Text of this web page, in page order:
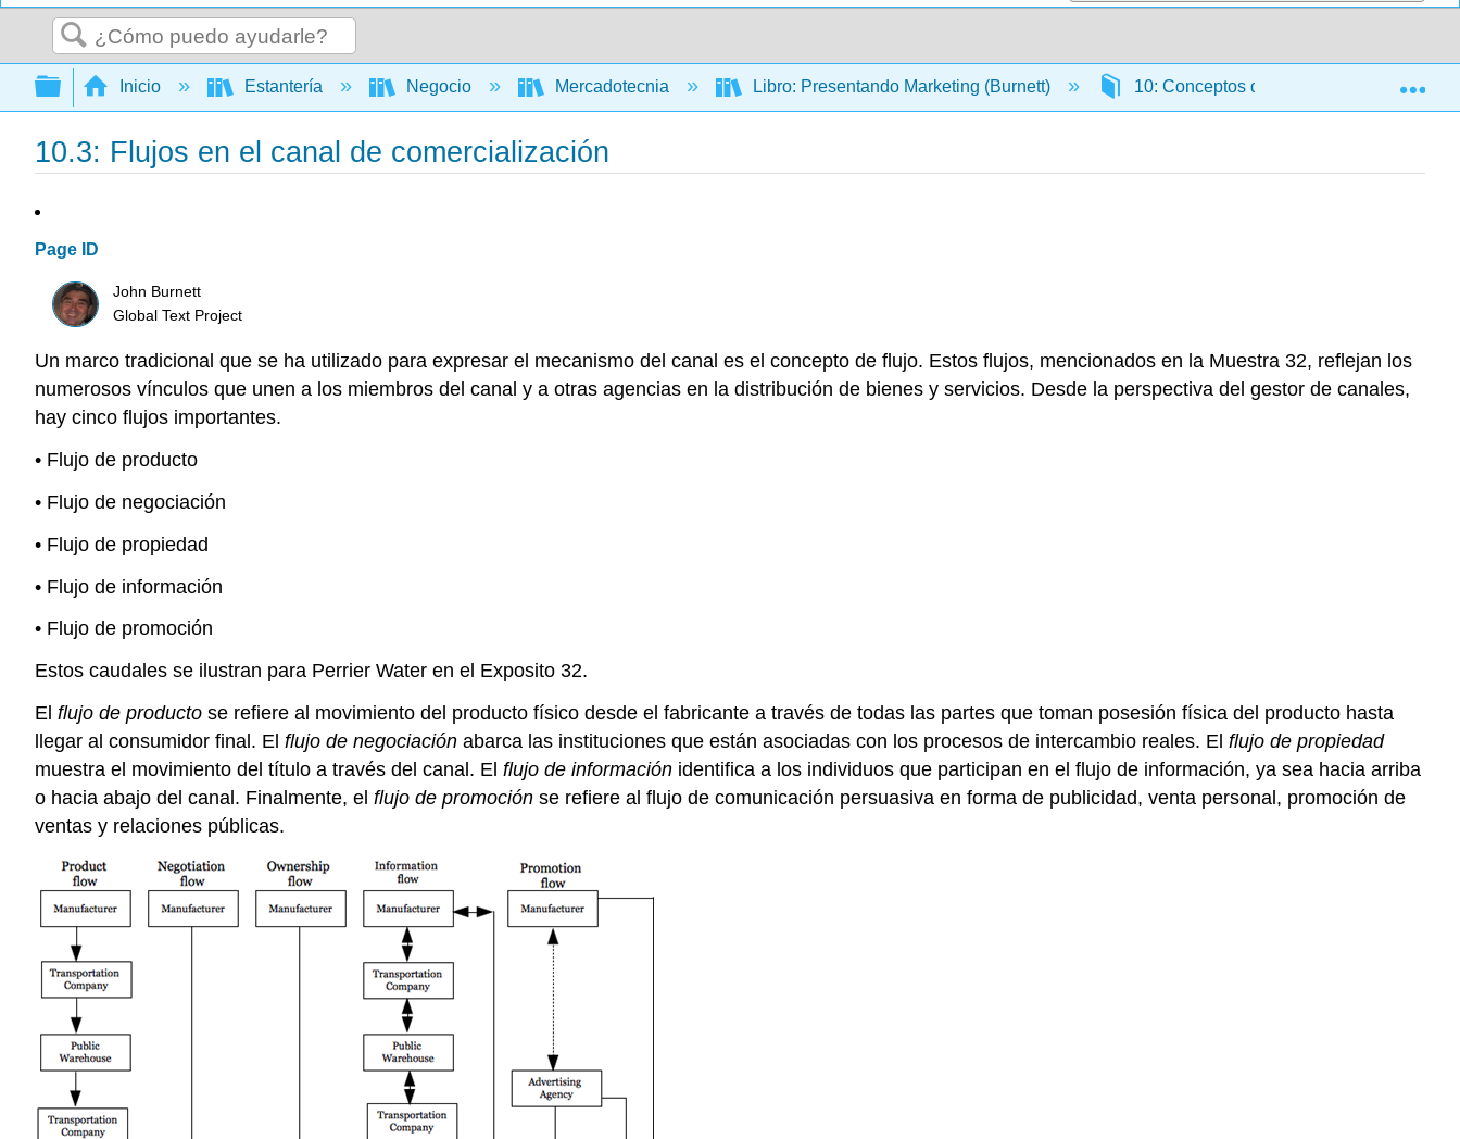
Buscar
Expandir/contraer jerarquía global
Inicio Estantería Negocio Mercadotecnia Libro: Presentando Marketing (Burnett) 10: Conceptos de canal - Distribuir el
10.3: Flujos en el canal de comercialización
Page ID
John Burnett
Global Text Project
Un marco tradicional que se ha utilizado para expresar el mecanismo del canal es el concepto de flujo. Estos flujos, mencionados en la Muestra 32, reflejan los
numerosos vínculos que unen a los miembros del canal y a otras agencias en la distribución de bienes y servicios. Desde la perspectiva del gestor de canales,
hay cinco flujos importantes.
• Flujo de producto
• Flujo de negociación
• Flujo de propiedad
• Flujo de información
• Flujo de promoción
Estos caudales se ilustran para Perrier Water en el Exposito 32.
El flujo de producto se refiere al movimiento del producto físico desde el fabricante a través de todas las partes que toman posesión física del producto hasta
llegar al consumidor final. El flujo de negociación abarca las instituciones que están asociadas con los procesos de intercambio reales. El flujo de propiedad
muestra el movimiento del título a través del canal. El flujo de información identifica a los individuos que participan en el flujo de información, ya sea hacia arriba
o hacia abajo del canal. Finalmente, el flujo de promoción se refiere al flujo de comunicación persuasiva en forma de publicidad, venta personal, promoción de
ventas y relaciones públicas.